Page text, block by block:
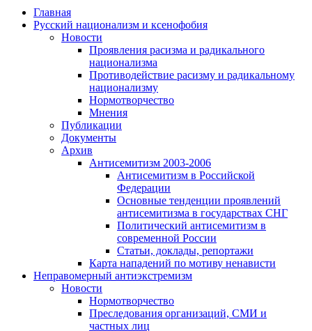
Главная
Русский национализм и ксенофобия
Новости
Проявления расизма и радикального
национализма
Противодействие расизму и радикальному
национализму
Нормотворчество
Мнения
Публикации
Документы
Архив
Антисемитизм 2003-2006
Антисемитизм в Российской
Федерации
Основные тенденции проявлений
антисемитизма в государствах СНГ
Политический антисемитизм в
современной России
Статьи, доклады, репортажи
Карта нападений по мотиву ненависти
Неправомерный антиэкстремизм
Новости
Нормотворчество
Преследования организаций, СМИ и
частных лиц